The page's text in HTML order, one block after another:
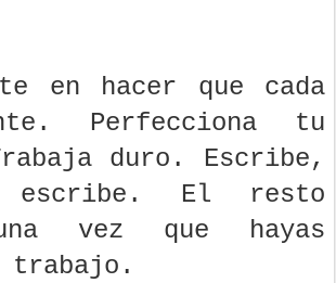
en hacer que cada
Perfecciona tu
duro. Escribe,
escribe. El resto
vez que hayas
trabajo.